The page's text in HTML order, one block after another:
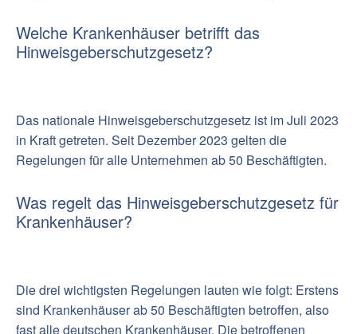
Welche Krankenhäuser betrifft das
Hinweisgeberschutzgesetz?
Das nationale Hinweisgeberschutzgesetz ist im Juli 2023
in Kraft getreten. Seit Dezember 2023 gelten die
Regelungen für alle Unternehmen ab 50 Beschäftigten.
Was regelt das Hinweisgeberschutzgesetz für
Krankenhäuser?
Die drei wichtigsten Regelungen lauten wie folgt: Erstens
sind Krankenhäuser ab 50 Beschäftigten betroffen, also
fast alle deutschen Krankenhäuser. Die betroffenen